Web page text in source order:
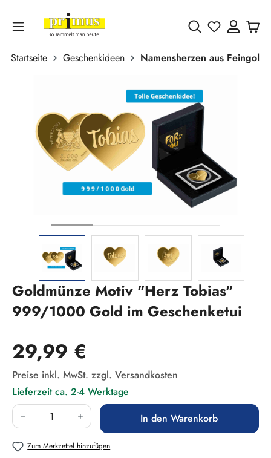
Zum Hauptinhalt springen
Du hast 0
Startseite Geschenkideen
Namensherzen aus Feingold
Goldmünze Motiv "Herz Tobias"
999/1000 Gold im Geschenketui
Regulärer Preis:
29,99 €
Preise inkl. MwSt. zzgl. Versandkosten
Lieferzeit ca. 2-4 Werktage
Produkt Anzahl: Gib den gewünschten Wert
In den Warenkorb
Zum Merkzettel hinzufügen